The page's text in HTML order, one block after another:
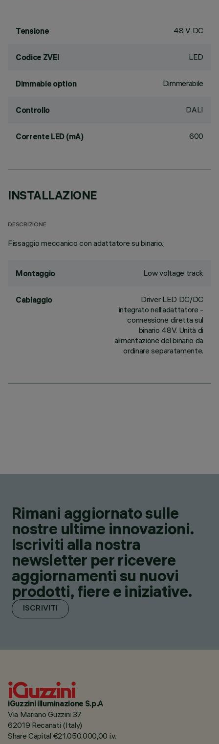
Tensione 48 V DC
Codice ZVEI LED
Dimmable option Dimmerabile
Controllo DALI
Corrente LED (mA) 600
INSTALLAZIONE
DESCRIZIONE
Fissaggio meccanico con adattatore su binario.;
Montaggio Low voltage track
Cablaggio
Driver LED DC/DC
integrato nell’adattatore -
connessione diretta sul
binario 48V. Unità di
alimentazione del binario da
ordinare separatamente.
Rimani aggiornato sulle
nostre ultime innovazioni.
Iscriviti alla nostra
newsletter per ricevere
aggiornamenti su nuovi
prodotti, fiere e iniziative.
ISCRIVITI
iGuzzini illuminazione S.p.A
Via Mariano Guzzini 37
62019 Recanati (Italy)
Share Capital €21.050.000,00 i.v.